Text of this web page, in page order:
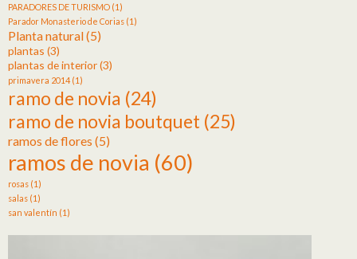
PARADORES DE TURISMO (1)
Parador Monasterio de Corias (1)
Planta natural(5)
plantas (3)
plantas de interior(3)
primavera 2014(1)
ramo de novia (24)
ramo de novia boutquet (25)
ramos de flores (5)
ramos de novia (60)
rosas (1)
salas (1)
san valentín (1)